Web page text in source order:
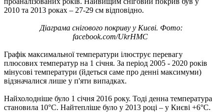
2010 та 2013 роках – 27-29 см відповідно.
Діаграма снігового покриву у Києві. Фото:
facebook.com/UkrHMC
Графік максимальної температури ілюструє перевагу
плюсових температур на 1 січня. За період 2005 - 2020 років
мінусові температури (йдеться саме про денні максимуми)
відзначалися лише у п'яти випадках.
Найхолодніше було 1 січня 2016 року. Тоді денна температура
становила 10°С. Найтепліше було у 2013 році – у Києві +6°С.